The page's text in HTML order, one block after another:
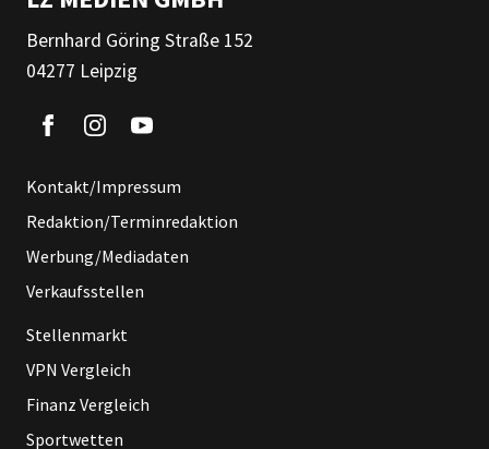
Bernhard Göring Straße 152
04277 Leipzig
Kontakt/Impressum
Redaktion/Terminredaktion
Werbung/Mediadaten
Verkaufsstellen
Stellenmarkt
VPN Vergleich
Finanz Vergleich
Sportwetten